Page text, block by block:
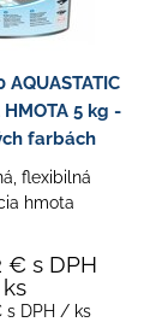
AQUASTATIC
HMOTA 5 kg -
farbách
flexibilná
hmota
€ s DPH
s DPH / ks